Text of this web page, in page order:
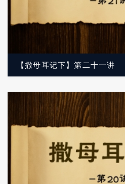
【撒母耳记下】第二十一讲